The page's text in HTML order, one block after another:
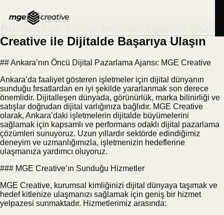
Ankara’nın En İyi Reklam Ajansı: MGE
Creative ile Dijitalde Başarıya Ulaşın
## Ankara’nın Öncü Dijital Pazarlama Ajansı: MGE Creative
Ankara’da faaliyet gösteren işletmeler için dijital dünyanın
sunduğu fırsatlardan en iyi şekilde yararlanmak son derece
önemlidir. Dijitalleşen dünyada, görünürlük, marka bilinirliği ve
satışlar doğrudan dijital varlığınıza bağlıdır. MGE Creative
olarak, Ankara’daki işletmelerin dijitalde büyümelerini
sağlamak için kapsamlı ve performans odaklı dijital pazarlama
çözümleri sunuyoruz. Uzun yıllardır sektörde edindiğimiz
deneyim ve uzmanlığımızla, işletmenizin hedeflerine
ulaşmanıza yardımcı oluyoruz.
### MGE Creative’ın Sunduğu Hizmetler
MGE Creative, kurumsal kimliğinizi dijital dünyaya taşımak ve
hedef kitlenize ulaşmanızı sağlamak için geniş bir hizmet
yelpazesi sunmaktadır. Hizmetlerimiz arasında: